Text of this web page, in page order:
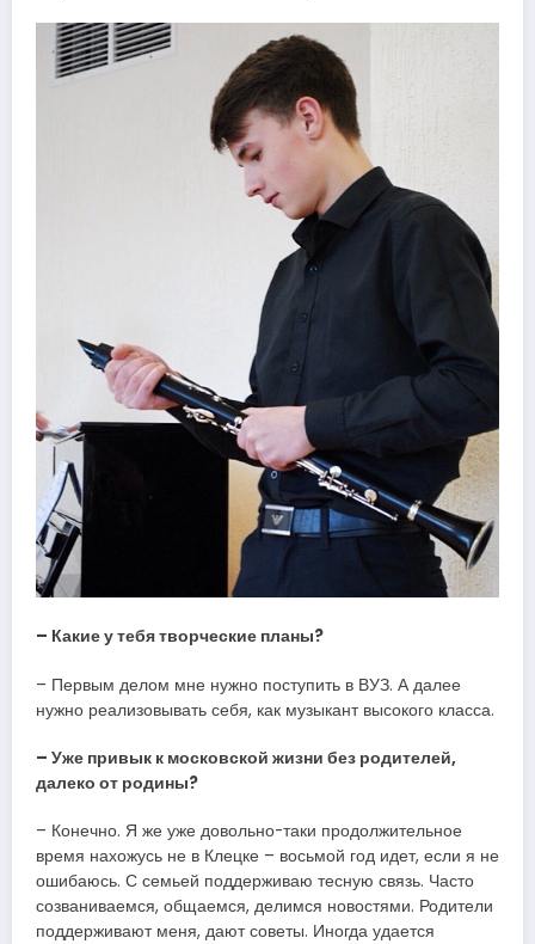
– Какие у тебя творческие планы?
– Первым делом мне нужно поступить в ВУЗ. А далее
нужно реализовывать себя, как музыкант высокого класса.
– Уже привык к московской жизни без родителей,
далеко от родины?
– Конечно. Я же уже довольно-таки продолжительное
время нахожусь не в Клецке – восьмой год идет, если я не
ошибаюсь. С семьей поддерживаю тесную связь. Часто
созваниваемся, общаемся, делимся новостями. Родители
поддерживают меня, дают советы. Иногда удается